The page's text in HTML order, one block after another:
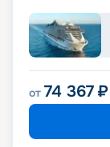
от 74 367 ₽